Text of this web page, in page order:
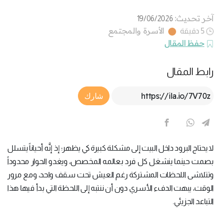
آخر تحديث: 19/06/2026
5 دقيقة
الأسرة والمجتمع
حفظ المقال
رابط المقال
Article Link
شارك
لا يحتاج البرود داخل البيت إلى مشكلة كبيرة كي يظهر؛ إذ إنَّه أحياناً يتسلل
بصمت حينما ينشغل كل فرد بعالمه المخصص، ويغدو الحوار محدوداً
وتتلاشى اللحظات المشتركة رغم العيش تحت سقف واحد، ومع مرور
الوقت، يبهت الدفء الأسري دون أن ننتبه إلى اللحظة التي بدأ فيها هذا
التباعد الجزيئي.